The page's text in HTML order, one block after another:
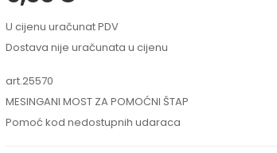
U cijenu uračunat PDV
Dostava nije uračunata u cijenu
art.25570
MESINGANI MOST ZA POMOĆNI ŠTAP
Pomoć kod nedostupnih udaraca